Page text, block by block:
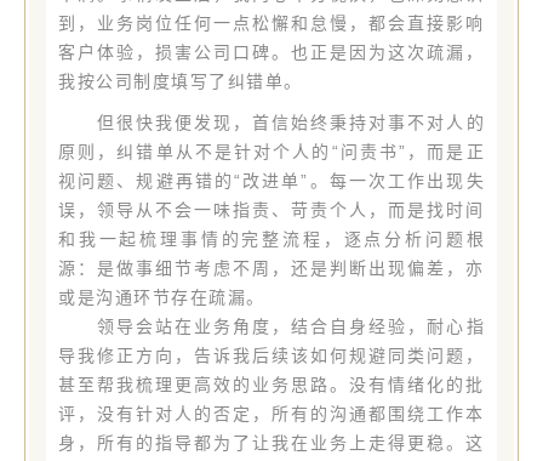
到，业务岗位任何一点松懈和怠慢，都会直接影响
客户体验，损害公司口碑。也正是因为这次疏漏，
我按公司制度填写了纠错单。
但很快我便发现，首信始终秉持对事不对人的
原则，纠错单从不是针对个人的“问责书”，而是正
视问题、规避再错的“改进单”。每一次工作出现失
误，领导从不会一味指责、苛责个人，而是找时间
和我一起梳理事情的完整流程，逐点分析问题根
源：是做事细节考虑不周，还是判断出现偏差，亦
或是沟通环节存在疏漏。
领导会站在业务角度，结合自身经验，耐心指
导我修正方向，告诉我后续该如何规避同类问题，
甚至帮我梳理更高效的业务思路。没有情绪化的批
评，没有针对人的否定，所有的沟通都围绕工作本
身，所有的指导都为了让我在业务上走得更稳。这